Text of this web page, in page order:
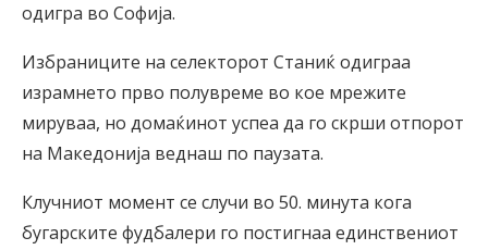
одигра во Софија.
Избраниците на селекторот Станиќ одиграа
израмнето прво полувреме во кое мрежите
мируваа, но домаќинот успеа да го скрши отпорот
на Македонија веднаш по паузата.
Клучниот момент се случи во 50. минута кога
бугарските фудбалери го постигнаа единствениот